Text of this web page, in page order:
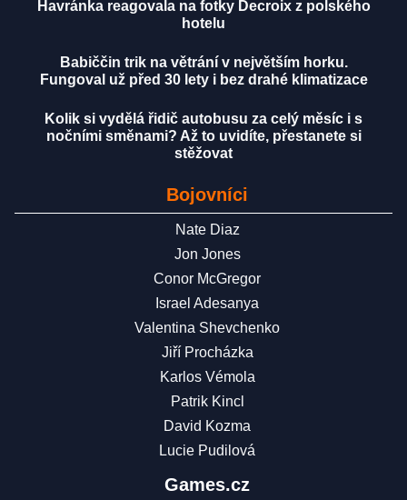
Havránka reagovala na fotky Decroix z polského
hotelu
Babiččin trik na větrání v největším horku.
Fungoval už před 30 lety i bez drahé klimatizace
Kolik si vydělá řidič autobusu za celý měsíc i s
nočními směnami? Až to uvidíte, přestanete si
stěžovat
Bojovníci
Nate Diaz
Jon Jones
Conor McGregor
Israel Adesanya
Valentina Shevchenko
Jiří Procházka
Karlos Vémola
Patrik Kincl
David Kozma
Lucie Pudilová
Games.cz